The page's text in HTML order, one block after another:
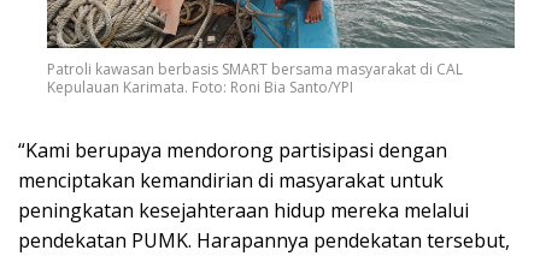
Patroli kawasan berbasis SMART bersama masyarakat di CAL
Kepulauan Karimata. Foto: Roni Bia Santo/YPI
“Kami berupaya mendorong partisipasi dengan
menciptakan kemandirian di masyarakat untuk
peningkatan kesejahteraan hidup mereka melalui
pendekatan PUMK. Harapannya pendekatan tersebut,